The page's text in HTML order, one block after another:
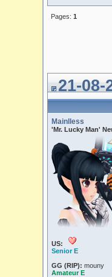
Pages: 1
21-08-
Mainlless
'Mr. Lucky Man'
US:
Senior E
GG (RIP): mouny
Amateur E